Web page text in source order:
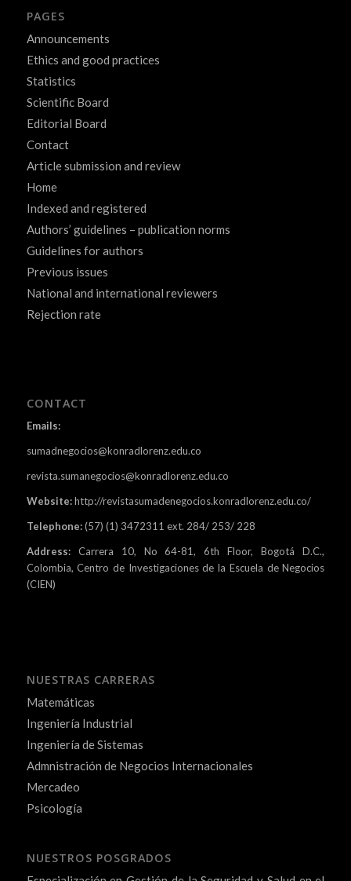
PAGES
Announcements
Ethics and good practices
Statistics
Scientific Board
Editorial Board
Contact
Article submission and review
Home
Indexed and registered
Authors’ guidelines – publication norms
Guidelines for authors
Previous issues
National and international reviewers
Rejection rate
CONTACT
Emails:
sumadnegocios@konradlorenz.edu.co
revista.sumanegocios@konradlorenz.edu.co
Website: http://revistasumadenegocios.konradlorenz.edu.co/
Telephone:(57) (1) 3472311 ext. 284/ 253/ 228
Address:Carrera 10, No 64-81, 6th Floor, Bogotá D.C.,
Colombia, Centro de Investigaciones de la Escuela de Negocios
(CIEN)
NUESTRAS CARRERAS
Matemáticas
Ingeniería Industrial
Ingeniería de Sistemas
Admnistración de Negocios Internacionales
Mercadeo
Psicología
NUESTROS POSGRADOS